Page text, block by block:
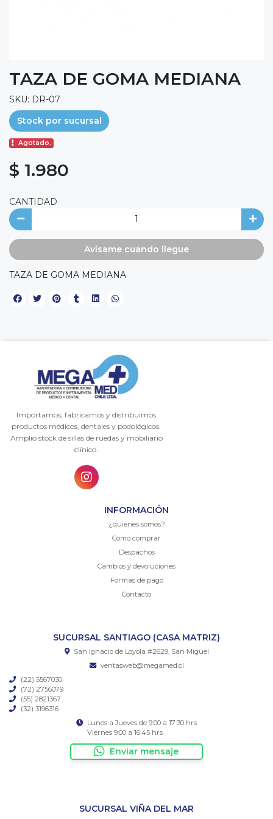
TAZA DE GOMA MEDIANA
SKU: DR-07
Stock por sucursal
Agotado.
$ 1.980
CANTIDAD
Avísame cuando llegue
TAZA DE GOMA MEDIANA
Importamos, fabricamos y distribuimos
productos médicos, dentales y podológicos.
Amplio stock de sillas de ruedas y mobiliario
clínico.
INFORMACIÓN
¿quienes somos?
Como comprar
Despachos
Cambios y devoluciones
Formas de pago
Contacto
SUCURSAL SANTIAGO (CASA MATRIZ)
San Ignacio de Loyola #2629, San Miguel
ventasweb@megamed.cl
(22) 5567030
(72) 2756079
(55) 2821367
(32) 3196316
Lunes a Jueves de 9:00 a 17:30 hrs
Viernes 9:00 a 16:45 hrs
Enviar mensaje
SUCURSAL VIÑA DEL MAR